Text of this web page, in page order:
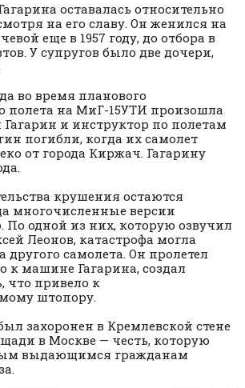
оставалась относительно
на его славу. Он женился на
еще в 1957 году, до отбора в
У супругов было две дочери,
во время планового
полета на МиГ-15УТИ произошла
и инструктор по полетам
погибли, когда их самолет
от города Киржач. Гагарину
крушения остаются
многочисленные версии
По одной из них, которую озвучил
Леонов, катастрофа могла
другого самолета. Он пролетел
к машине Гагарина, создал
что привело к
штопору.
захоронен в Кремлевской стене
в Москве — честь, которую
выдающимся гражданам